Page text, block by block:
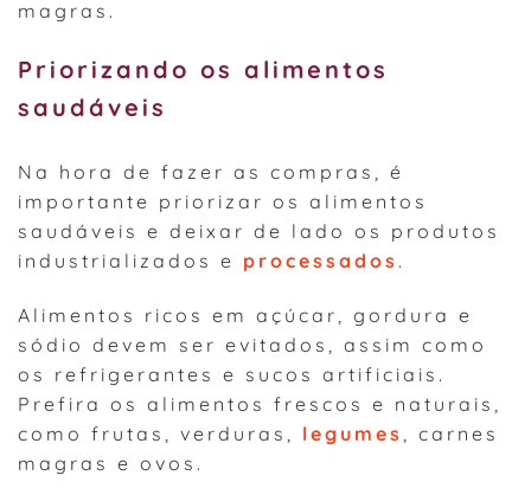
magras.
Priorizando os alimentos
saudáveis
Na hora de fazer as compras, é
importante priorizar os alimentos
saudáveis e deixar de lado os produtos
industrializados e processados .
Alimentos ricos em açúcar, gordura e
sódio devem ser evitados, assim como
os refrigerantes e sucos artificiais.
Prefira os alimentos frescos e naturais,
como frutas, verduras, legumes
, carnes
magras e ovos.